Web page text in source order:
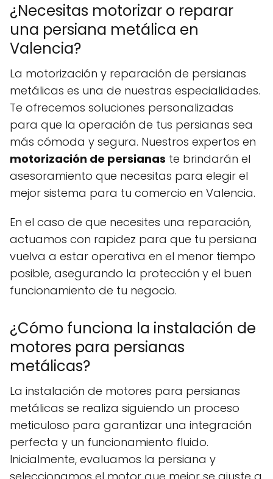
¿Necesitas motorizar o reparar
una persiana metálica en
Valencia?
La motorización y reparación de persianas
metálicas es una de nuestras especialidades.
Te ofrecemos soluciones personalizadas
para que la operación de tus persianas sea
más cómoda y segura. Nuestros expertos en
motorización de persianas te brindarán el
asesoramiento que necesitas para elegir el
mejor sistema para tu comercio en Valencia.
En el caso de que necesites una reparación,
actuamos con rapidez para que tu persiana
vuelva a estar operativa en el menor tiempo
posible, asegurando la protección y el buen
funcionamiento de tu negocio.
¿Cómo funciona la instalación de
motores para persianas
metálicas?
La instalación de motores para persianas
metálicas se realiza siguiendo un proceso
meticuloso para garantizar una integración
perfecta y un funcionamiento fluido.
Inicialmente, evaluamos la persiana y